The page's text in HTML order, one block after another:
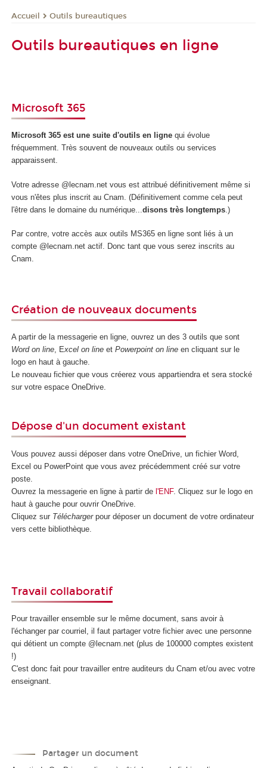
Accueil Outils bureautiques
Outils bureautiques en ligne
Microsoft 365
Microsoft 365 est une suite d'outils en ligne qui évolue
fréquemment. Très souvent de nouveaux outils ou services
apparaissent.
Votre adresse @lecnam.net vous est attribué définitivement même si
vous n'êtes plus inscrit au Cnam. (Définitivement comme cela peut
l'être dans le domaine du numérique... disons très longtemps .)
Par contre, votre accès aux outils MS365 en ligne sont liés à un
compte @lecnam.net actif. Donc tant que vous serez inscrits au
Cnam.
Création de nouveaux documents
A partir de la messagerie en ligne, ouvrez un des 3 outils que sont
Word on line, Excel on line et Powerpoint on line en cliquant sur le
logo en haut à gauche.
Le nouveau fichier que vous créerez vous appartiendra et sera stocké
sur votre espace OneDrive.
Dépose d'un document existant
Vous pouvez aussi déposer dans votre OneDrive, un fichier Word,
Excel ou PowerPoint que vous avez précédemment créé sur votre
poste.
Ouvrez la messagerie en ligne à partir de l'ENF. Cliquez sur le logo en
haut à gauche pour ouvrir OneDrive
Cliquez sur Télécharger pour déposer un document de votre ordinateur
vers cette bibliothèque.
Travail collaboratif
Pour travailler ensemble sur le même document, sans avoir à
l'échanger par courriel, il faut partager votre fichier avec une personne
qui détient un compte @lecnam.net (plus de 100000 comptes existent
!)
C'est donc fait pour travailler entre auditeurs du Cnam et/ou avec votre
enseignant.
Partager un document